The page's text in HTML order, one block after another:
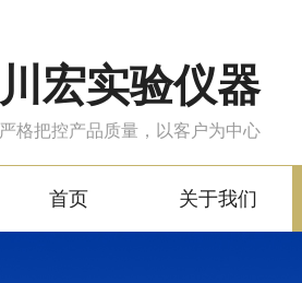
川宏实验仪器
严格把控产品质量，以客户为中心
首页 关于我们